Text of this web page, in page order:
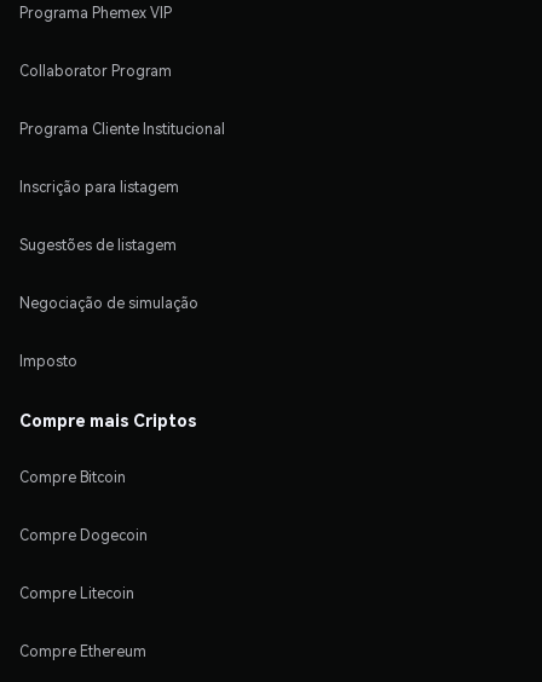
Programa Phemex VIP
Collaborator Program
Programa Cliente Institucional
Inscrição para listagem
Sugestões de listagem
Negociação de simulação
Imposto
Compre mais Criptos
Compre Bitcoin
Compre Dogecoin
Compre Litecoin
Compre Ethereum